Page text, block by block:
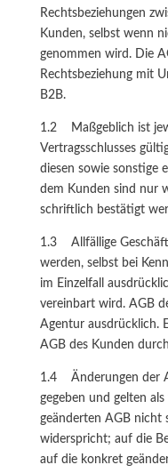
Rechtsbeziehungen
Kunden, selbst wenn
genommen wird. Die
Rechtsbeziehung mit
B2B.
1.2 Maßgeblich ist
Vertragsschlusses
diesen sowie sonstige
dem Kunden sind nur
schriftlich bestätigt
1.3 Allfällige
werden, selbst bei
im Einzelfall
vereinbart wird. AGB
Agentur ausdrücklich.
AGB des Kunden
1.4 Änderungen der
gegeben und gelten
geänderten AGB nicht
widerspricht; auf die
auf die konkret